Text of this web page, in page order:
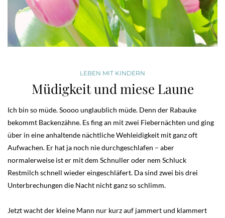
LEBEN MIT KINDERN
Müdigkeit und miese Laune
Ich bin so müde. Soooo unglaublich müde. Denn der Rabauke
bekommt Backenzähne. Es fing an mit zwei Fiebernächten und ging
über in eine anhaltende nächtliche Wehleidigkeit mit ganz oft
Aufwachen. Er hat ja noch nie durchgeschlafen – aber
normalerweise ist er mit dem Schnuller oder nem Schluck
Restmilch schnell wieder eingeschläfert. Da sind zwei bis drei
Unterbrechungen die Nacht nicht ganz so schlimm.
Jetzt wacht der kleine Mann nur kurz auf jammert und klammert